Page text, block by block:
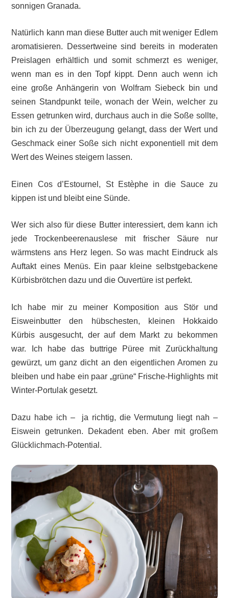
sonnigen Granada.
Natürlich kann man diese Butter auch mit weniger Edlem
aromatisieren. Dessertweine sind bereits in moderaten
Preislagen erhältlich und somit schmerzt es weniger,
wenn man es in den Topf kippt. Denn auch wenn ich
eine große Anhängerin von Wolfram Siebeck bin und
seinen Standpunkt teile, wonach der Wein, welcher zu
Essen getrunken wird, durchaus auch in die Soße sollte,
bin ich zu der Überzeugung gelangt, dass der Wert und
Geschmack einer Soße sich nicht exponentiell mit dem
Wert des Weines steigern lassen.
Einen Cos d’Estournel, St Estèphe in die Sauce zu
kippen ist und bleibt eine Sünde.
Wer sich also für diese Butter interessiert, dem kann ich
jede Trockenbeerenauslese mit frischer Säure nur
wärmstens ans Herz legen. So was macht Eindruck als
Auftakt eines Menüs. Ein paar kleine selbstgebackene
Kürbisbrötchen dazu und die Ouvertüre ist perfekt.
Ich habe mir zu meiner Komposition aus Stör und
Eisweinbutter den hübschesten, kleinen Hokkaido
Kürbis ausgesucht, der auf dem Markt zu bekommen
war. Ich habe das buttrige Püree mit Zurückhaltung
gewürzt, um ganz dicht an den eigentlichen Aromen zu
bleiben und habe ein paar „grüne“ Frische-Highlights mit
Winter-Portulak gesetzt.
Dazu habe ich – ja richtig, die Vermutung liegt nah –
Eiswein getrunken. Dekadent eben. Aber mit großem
Glücklichmach-Potential.